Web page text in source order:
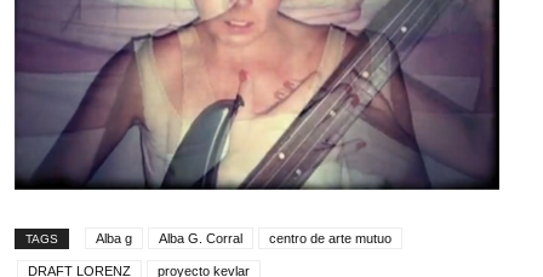
TAGS Alba g Alba G. Corral centro de arte mutuo
DRAFT LORENZ proyecto kevlar